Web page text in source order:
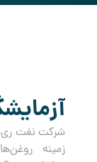
شرکت نفت
زمینه